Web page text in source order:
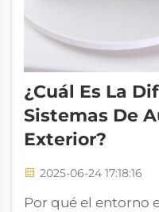
¿Cuál Es La
Sistemas De
Exterior?
2025-06-24 17:18:16
Por qué el entorno